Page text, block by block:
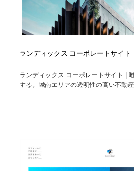
ランディックス コーポレートサイト
ランディックス コーポレートサイト |
する。城南エリアの透明性の高い不動